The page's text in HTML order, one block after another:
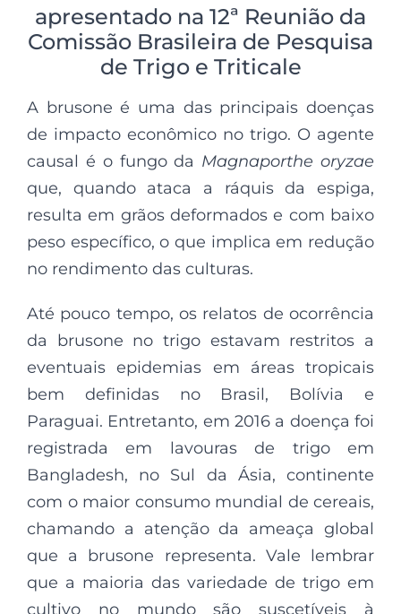
apresentado na 12ª Reunião da
Comissão Brasileira de Pesquisa
de Trigo e Triticale
A brusone é uma das principais doenças
de impacto econômico no trigo. O agente
causal é o fungo da Magnaporthe oryzae
que, quando ataca a ráquis da espiga,
resulta em grãos deformados e com baixo
peso específico, o que implica em redução
no rendimento das culturas.
Até pouco tempo, os relatos de ocorrência
da brusone no trigo estavam restritos a
eventuais epidemias em áreas tropicais
bem definidas no Brasil, Bolívia e
Paraguai. Entretanto, em 2016 a doença foi
registrada em lavouras de trigo em
Bangladesh, no Sul da Ásia, continente
com o maior consumo mundial de cereais,
chamando a atenção da ameaça global
que a brusone representa. Vale lembrar
que a maioria das variedade de trigo em
cultivo no mundo são suscetíveis à